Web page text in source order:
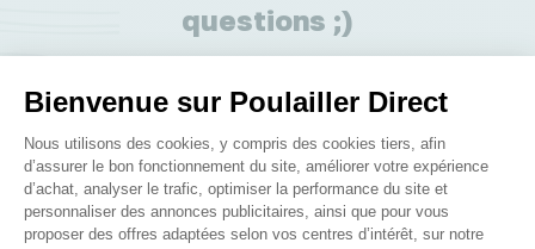
Bienvenue sur Poulailler Direct
Plateforme de Gestion du
Nous utilisons des cookies, y compris des cookies tiers, afin
d’assurer le bon fonctionnement du site, améliorer votre expérience
d’achat, analyser le trafic, optimiser la performance du site et
personnaliser des annonces publicitaires, ainsi que pour vous
proposer des offres adaptées selon vos centres d’intérêt, sur notre
questions ;)
Posez-nous vos questions